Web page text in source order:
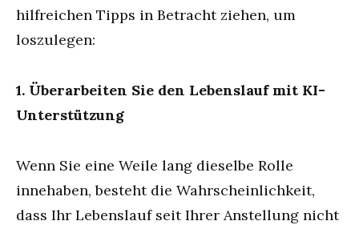
hilfreichen Tipps in Betracht ziehen, um
loszulegen:
1. Überarbeiten Sie den Lebenslauf mit KI-
Unterstützung
Wenn Sie eine Weile lang dieselbe Rolle
innehaben, besteht die Wahrscheinlichkeit,
dass Ihr Lebenslauf seit Ihrer Anstellung nicht